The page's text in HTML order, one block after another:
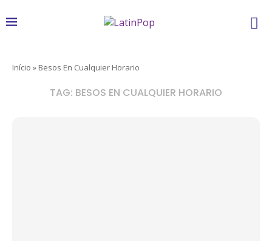
Início » Besos En Cualquier Horario
TAG: BESOS EN CUALQUIER HORARIO